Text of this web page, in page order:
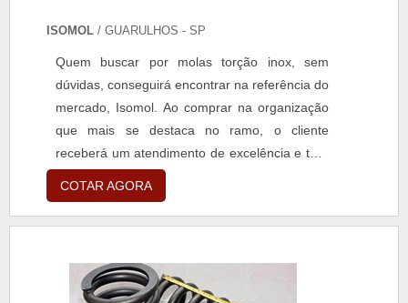
ISOMOL / GUARULHOS - SP
Quem buscar por molas torção inox, sem
dúvidas, conseguirá encontrar na referência do
mercado, Isomol. Ao comprar na organização
que mais se destaca no ramo, o cliente
receberá um atendimento de excelência e terá
a garantia de adquirir produtos que solucionem
qualquer demanda. Quando o interesse é por
comprometimento com o resultado final.MAIS
SOBRE MOLAS TORÇÃO I...
COTAR AGORA